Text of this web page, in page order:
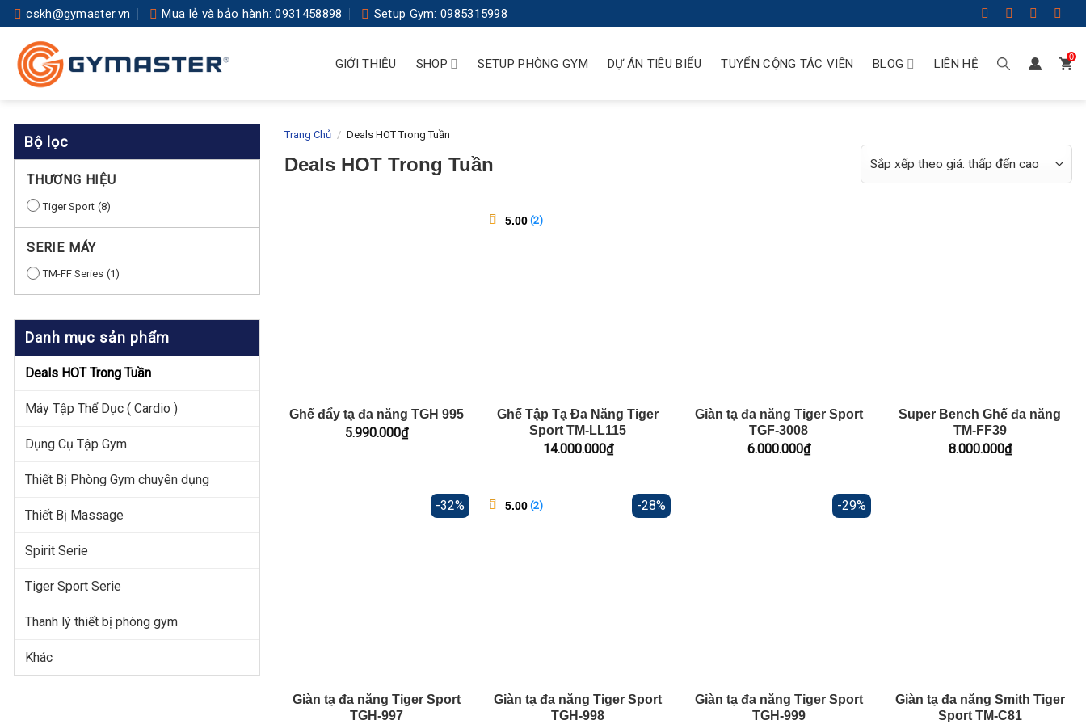
Skip
to
content
cskh@gymaster.vn Mua lẻ và bảo hành: 0931458898 Setup Gym: 0985315998
GIỚI THIỆU SHOP SETUP PHÒNG GYM DỰ ÁN TIÊU BIỂU TUYỂN CỘNG TÁC VIÊN BLOG LIÊN HỆ 0
Bộ lọc
THƯƠNG HIỆU
Tiger Sport 8
SERIE MÁY
TM-FF Series 1
Danh mục sản phẩm
Deals HOT Trong Tuần
Máy Tập Thể Dục ( Cardio )
Dụng Cụ Tập Gym
Thiết Bị Phòng Gym chuyên dụng
Thiết Bị Massage
Spirit Serie
Tiger Sport Serie
Thanh lý thiết bị phòng gym
Khác
Deals HOT Trong Tuần
Trang Chủ / Deals HOT Trong Tuần
Ghế đẩy tạ đa năng TGH 995
5.990.000₫
5.00 (2)
Ghế Tập Tạ Đa Năng Tiger
Sport TM-LL115
14.000.000₫
Giàn tạ đa năng Tiger Sport
TGF-3008
6.000.000₫
Super Bench Ghế đa năng
TM-FF39
8.000.000₫
-32%
Giàn tạ đa năng Tiger Sport
TGH-997
-28%
5.00 (2)
Giàn tạ đa năng Tiger Sport
TGH-998
-29%
Giàn tạ đa năng Tiger Sport
TGH-999
Giàn tạ đa năng Smith Tiger
Sport TM-C81